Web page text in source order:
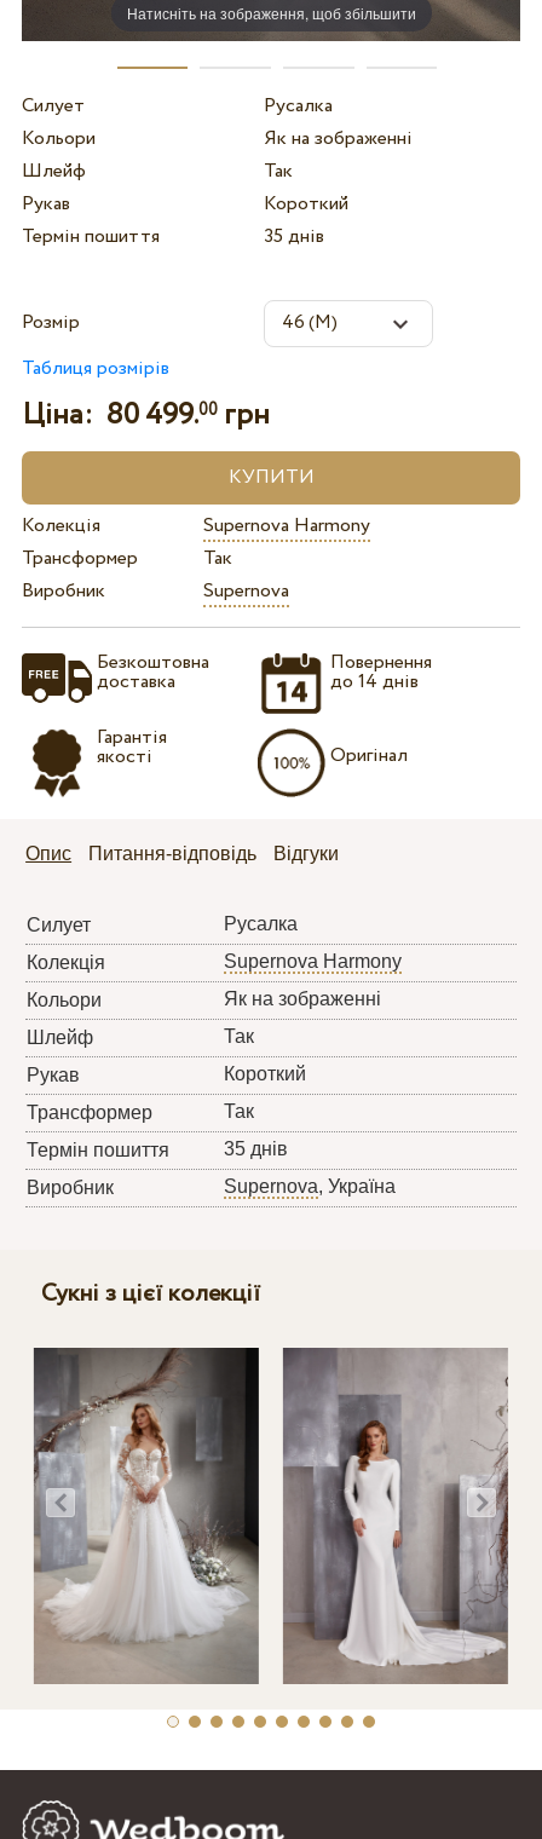
Натисніть на зображення, щоб збільшити
Силует
Русалка
Кольори
Як на зображенні
Шлейф
Так
Рукав
Короткий
Термін пошиття
35 днів
Розмір
Таблиця розмірів
Ціна: 80 499.00грн
Колекція
Supernova Harmony
Трансформер
Так
Виробник
Supernova
Безкоштовна
доставка
Гарантія
якості
Повернення
до 14 днів
Оригінал
Опис Питання-відповідь Відгуки
Силует
Русалка
Колекція
Supernova Harmony
Кольори
Як на зображенні
Шлейф
Так
Рукав
Короткий
Трансформер
Так
Термін пошиття
35 днів
Виробник
Supernova, Україна
Сукні з цієї колекції